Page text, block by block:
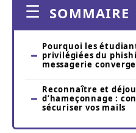
SOMMAIRE
Pourquoi les
privilégiées du
messagerie
Reconnaître et
d’hameçonnage :
sécuriser vos mails